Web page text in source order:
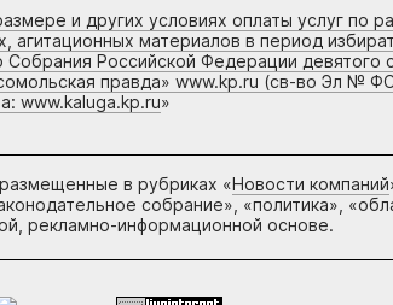
и других условиях оплаты услуг по
агитационных материалов в период
Российской Федерации девятого
правда» www.kp.ru (св-во Эл №
www.kaluga.kp.ru»
в рубриках «Новости компаний
собрание», «политика»,
рекламно-информационной основе.